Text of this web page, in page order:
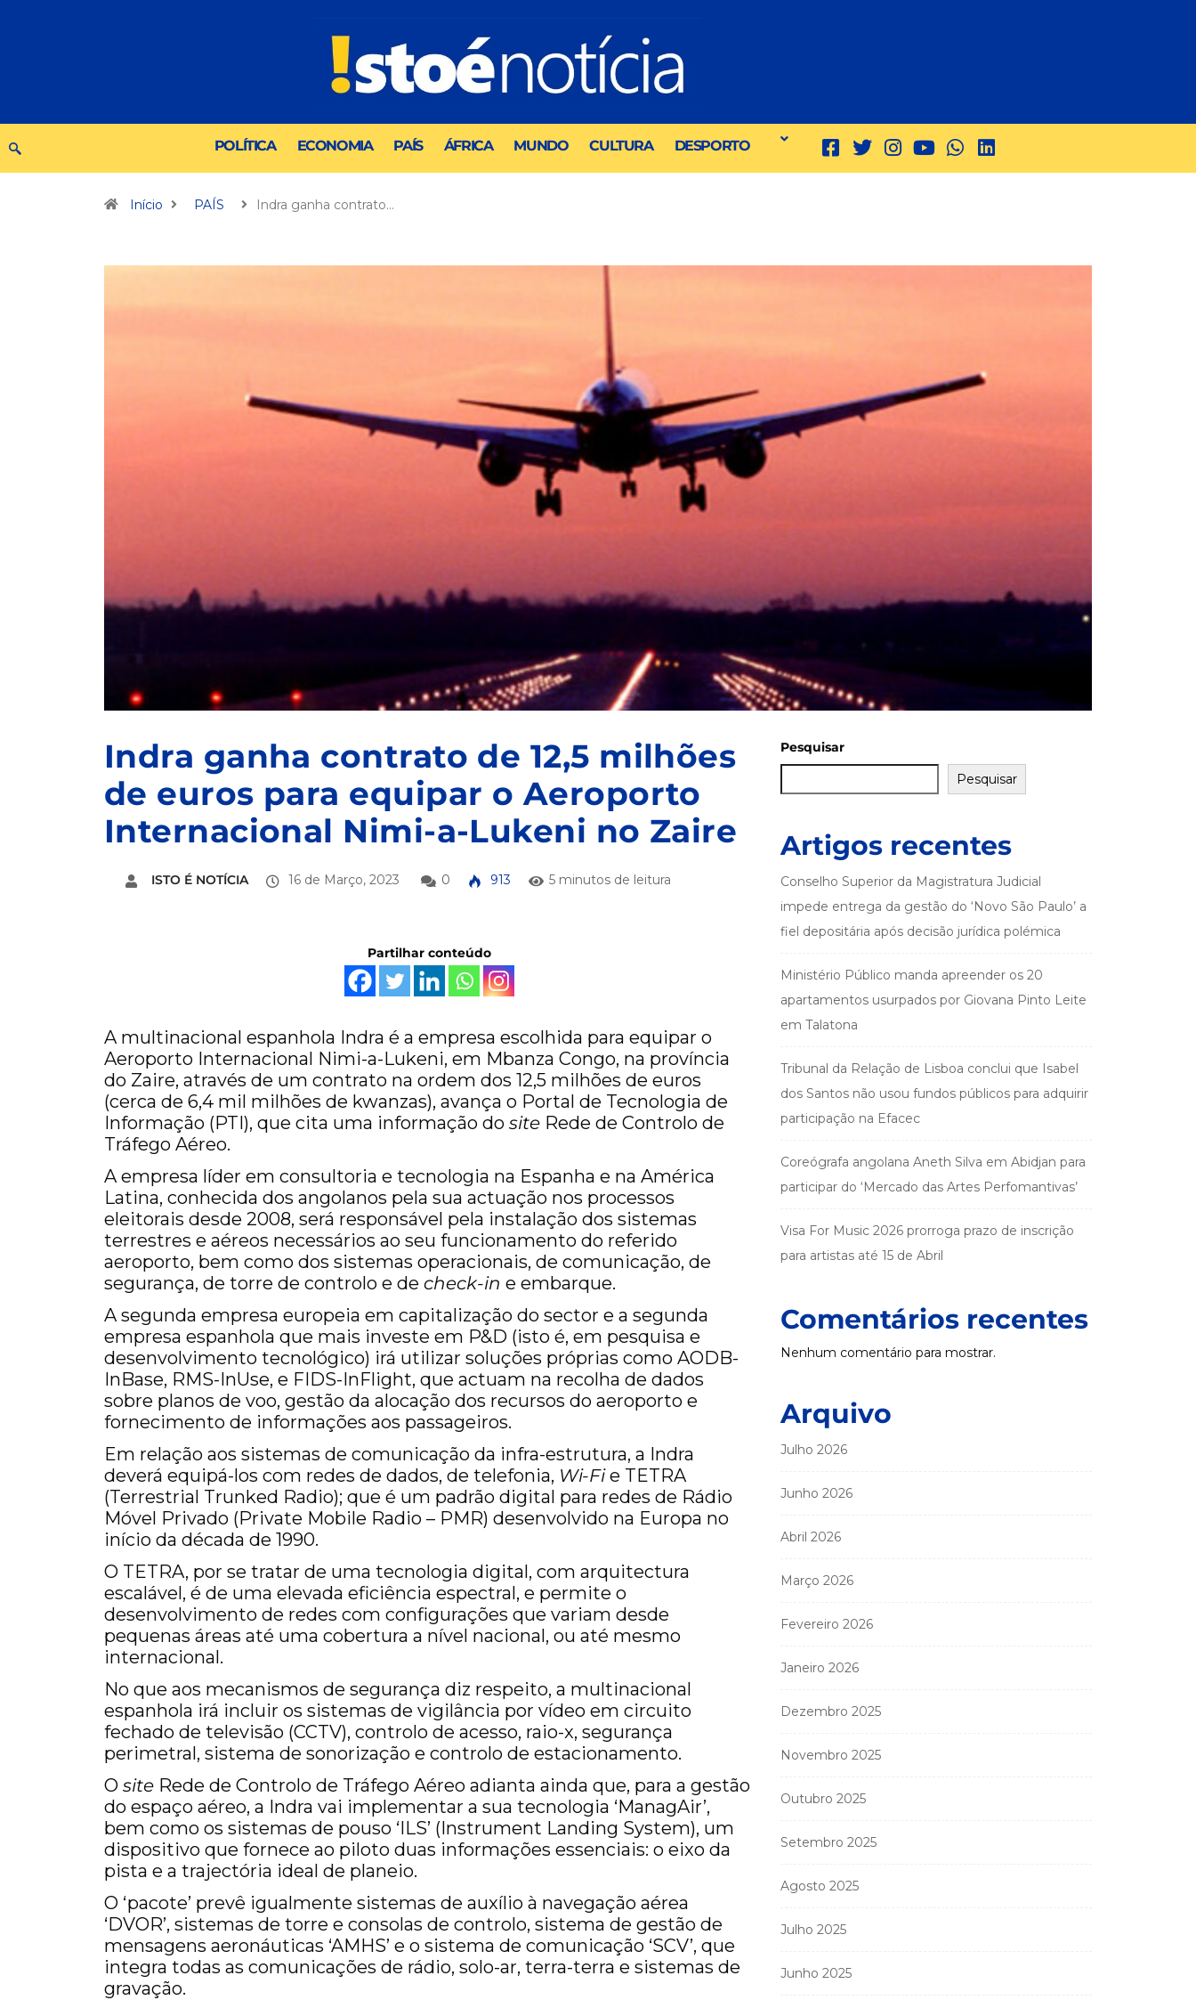
POLÍTICA ECONOMIA PAÍS ÁFRICA MUNDO CULTURA DESPORTO
Início PAÍS Indra ganha contrato…
Indra ganha contrato de 12,5 milhões
de euros para equipar o Aeroporto
Internacional Nimi-a-Lukeni no Zaire
ISTO É NOTÍCIA 16 de Março, 2023 0 913 5 minutos de leitura
Partilhar conteúdo
A multinacional espanhola Indra é a empresa escolhida para equipar o
Aeroporto Internacional Nimi-a-Lukeni, em Mbanza Congo, na província
do Zaire, através de um contrato na ordem dos 12,5 milhões de euros
(cerca de 6,4 mil milhões de kwanzas), avança o Portal de Tecnologia de
Informação (PTI), que cita uma informação do site Rede de Controlo de
Tráfego Aéreo.
A empresa líder em consultoria e tecnologia na Espanha e na América
Latina, conhecida dos angolanos pela sua actuação nos processos
eleitorais desde 2008, será responsável pela instalação dos sistemas
terrestres e aéreos necessários ao seu funcionamento do referido
aeroporto, bem como dos sistemas operacionais, de comunicação, de
segurança, de torre de controlo e de check-in e embarque.
A segunda empresa europeia em capitalização do sector e a segunda
empresa espanhola que mais investe em P&D (isto é, em pesquisa e
desenvolvimento tecnológico) irá utilizar soluções próprias como AODB-
InBase, RMS-InUse, e FIDS-InFlight, que actuam na recolha de dados
sobre planos de voo, gestão da alocação dos recursos do aeroporto e
fornecimento de informações aos passageiros.
Em relação aos sistemas de comunicação da infra-estrutura, a Indra
deverá equipá-los com redes de dados, de telefonia, Wi-Fie TETRA
(Terrestrial Trunked Radio); que é um padrão digital para redes de Rádio
Móvel Privado (Private Mobile Radio – PMR) desenvolvido na Europa no
início da década de 1990.
O TETRA, por se tratar de uma tecnologia digital, com arquitectura
escalável, é de uma elevada eficiência espectral, e permite o
desenvolvimento de redes com configurações que variam desde
pequenas áreas até uma cobertura a nível nacional, ou até mesmo
internacional.
No que aos mecanismos de segurança diz respeito, a multinacional
espanhola irá incluir os sistemas de vigilância por vídeo em circuito
fechado de televisão (CCTV), controlo de acesso, raio-x, segurança
perimetral, sistema de sonorização e controlo de estacionamento.
O site Rede de Controlo de Tráfego Aéreo adianta ainda que, para a gestão
do espaço aéreo, a Indra vai implementar a sua tecnologia ‘ManagAir’,
bem como os sistemas de pouso ‘ILS’ (Instrument Landing System), um
dispositivo que fornece ao piloto duas informações essenciais: o eixo da
pista e a trajectória ideal de planeio.
O ‘pacote’ prevê igualmente sistemas de auxílio à navegação aérea
‘DVOR’, sistemas de torre e consolas de controlo, sistema de gestão de
mensagens aeronáuticas ‘AMHS’ e o sistema de comunicação ‘SCV’, que
integra todas as comunicações de rádio, solo-ar, terra-terra e sistemas de
gravação.
Pesquisar
Pesquisar
Artigos recentes
Conselho Superior da Magistratura Judicial
impede entrega da gestão do ‘Novo São Paulo’ a
fiel depositária após decisão jurídica polémica
Ministério Público manda apreender os 20
apartamentos usurpados por Giovana Pinto Leite
em Talatona
Tribunal da Relação de Lisboa conclui que Isabel
dos Santos não usou fundos públicos para adquirir
participação na Efacec
Coreógrafa angolana Aneth Silva em Abidjan para
participar do ‘Mercado das Artes Perfomantivas’
Visa For Music 2026 prorroga prazo de inscrição
para artistas até 15 de Abril
Comentários recentes
Nenhum comentário para mostrar.
Arquivo
Julho 2026
Junho 2026
Abril 2026
Março 2026
Fevereiro 2026
Janeiro 2026
Dezembro 2025
Novembro 2025
Outubro 2025
Setembro 2025
Agosto 2025
Julho 2025
Junho 2025